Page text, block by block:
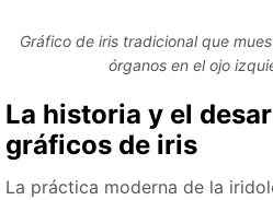
Gráfico de iris tradicional que
órganos en el ojo
La historia y el
gráficos de iris
La práctica moderna de la